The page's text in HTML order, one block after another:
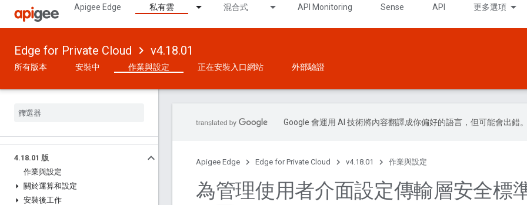
Apigee Edge 私有雲 混合式 API Monitoring Sense API 更多選項
Edge for Private Cloud v4.18.01
所有版本 安裝中 作業與設定 正在安裝入口網站 外部驗證
4.18.01 版
作業與設定
關於運算和設定
安裝後工作
Google 會運用 AI 技術將內容翻譯成你偏好的語言，但可能會出錯
Apigee Edge Edge for Private Cloud v4.18.01 作業與設定
為管理使用者介面設定傳輸層安全標